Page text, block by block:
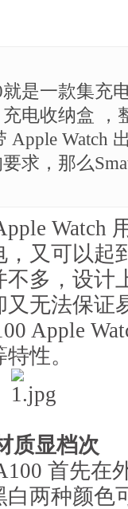
就是一款集充
电收纳盒
Watch
求，那么
Watch
又可以起
多，设计
无法保证
Apple
性。
质显档次
首先在
两种颜色